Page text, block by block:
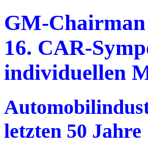
GM-
16. CAR-
individuellen
letzten 50 Jahre